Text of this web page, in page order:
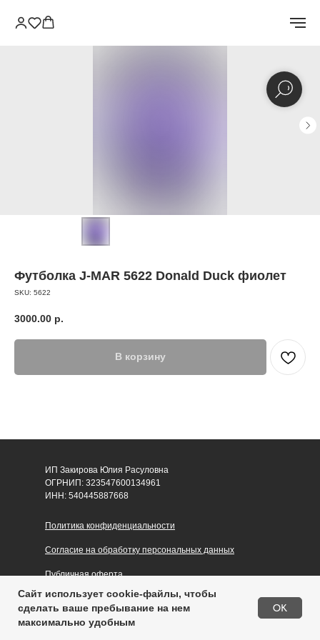
Футболка J-MAR 5622 Donald Duck фиолет
SKU: 5622
3000.00 р.
В корзину
Сайт использует cookie-файлы, чтобы
сделать ваше пребывание на нем
максимально удобным
OK
ИП Закирова Юлия Расуловна
ОГРНИП: 323547600134961
ИНН: 540445887668
Политика конфиденциальности
Согласие на обработку персональных данных
Публичная оферта